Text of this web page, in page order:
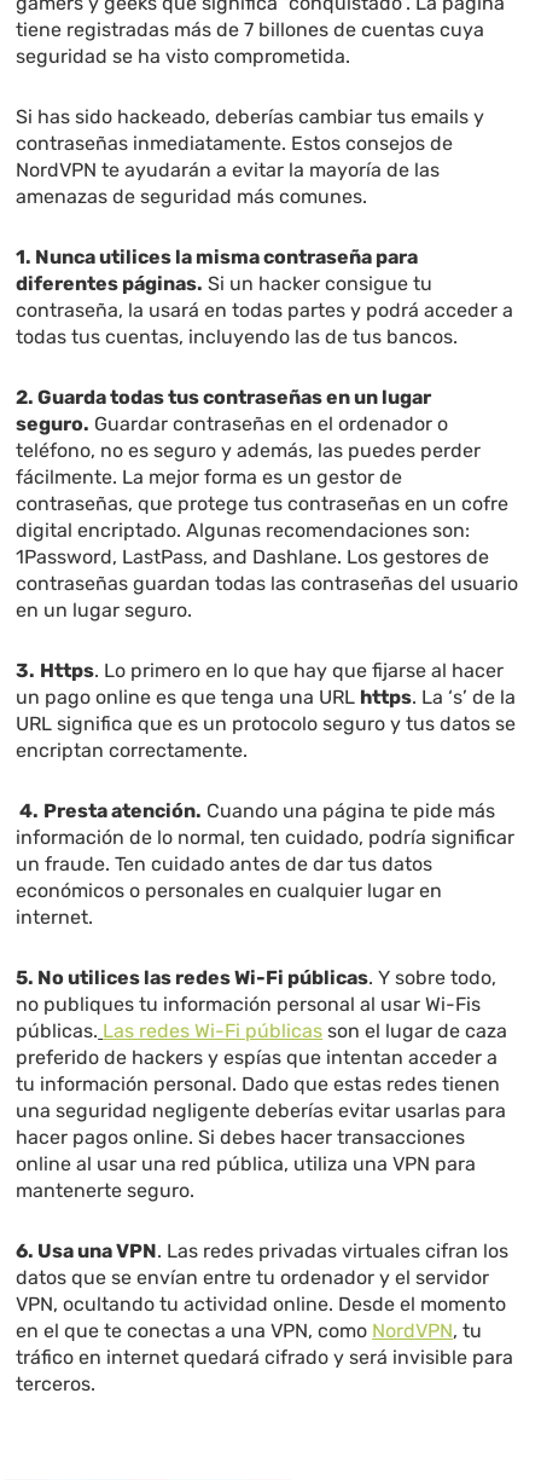
tiene registradas más de 7 billones de cuentas cuya
seguridad se ha visto comprometida.
Si has sido hackeado, deberías cambiar tus emails y
contraseñas inmediatamente. Estos consejos de
NordVPN te ayudarán a evitar la mayoría de las
amenazas de seguridad más comunes.
1. Nunca utilices la misma contraseña para
diferentes páginas. Si un hacker consigue tu
contraseña, la usará en todas partes y podrá acceder a
todas tus cuentas, incluyendo las de tus bancos.
2. Guarda todas tus contraseñas en un lugar
seguro. Guardar contraseñas en el ordenador o
teléfono, no es seguro y además, las puedes perder
fácilmente. La mejor forma es un gestor de
contraseñas, que protege tus contraseñas en un cofre
digital encriptado. Algunas recomendaciones son:
1Password, LastPass, and Dashlane. Los gestores de
contraseñas guardan todas las contraseñas del usuario
en un lugar seguro.
3. Https. Lo primero en lo que hay que fijarse al hacer
un pago online es que tenga una URL https. La ‘s’ de la
URL significa que es un protocolo seguro y tus datos se
encriptan correctamente.
4. Presta atención. Cuando una página te pide más
información de lo normal, ten cuidado, podría significar
un fraude. Ten cuidado antes de dar tus datos
económicos o personales en cualquier lugar en
internet.
5. No utilices las redes Wi-Fi públicas. Y sobre todo,
no publiques tu información personal al usar Wi-Fis
públicas. Las redes Wi-Fi públicas son el lugar de caza
preferido de hackers y espías que intentan acceder a
tu información personal. Dado que estas redes tienen
una seguridad negligente deberías evitar usarlas para
hacer pagos online. Si debes hacer transacciones
online al usar una red pública, utiliza una VPN para
mantenerte seguro.
6. Usa una VPN. Las redes privadas virtuales cifran los
datos que se envían entre tu ordenador y el servidor
VPN, ocultando tu actividad online. Desde el momento
en el que te conectas a una VPN, como NordVPN, tu
tráfico en internet quedará cifrado y será invisible para
terceros.